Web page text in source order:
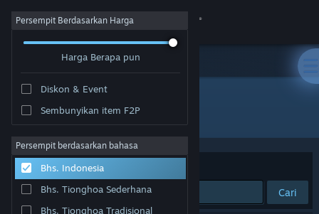
Login
Tentang
Bantuan
Persempit Berdasarkan Harga
Harga Berapa pun
Diskon & Event
Sembunyikan item F2P
Persempit berdasarkan bahasa
Bhs. Indonesia
Bhs. Tionghoa Sederhana
Bhs. Tionghoa Tradisional
Pengembang: Rusty Robot
Berdasarkan Relevansi
Cari